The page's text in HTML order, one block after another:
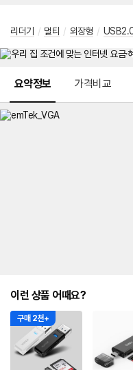
리더기 / 멀티 / 외장형 /
요약정보 가격비교
이런 상품 어때요?
구매 2천+